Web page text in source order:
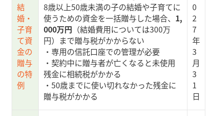
結
婚・
子育
て資
金の
贈与
の特
例
8歳以上50歳未満の子の結婚や子育てに
使うための資金を一括贈与した場合、 1,
000万円 （結婚費用については300万
円）まで贈与税がかからない
・専用の信託口座での管理が必要
・契約中に贈与者が亡くなると未使用
残金に相続税がかかる
・50歳までに使い切れなかった残金に
贈与税がかかる
0
2
7
年
3
月
3
1
日